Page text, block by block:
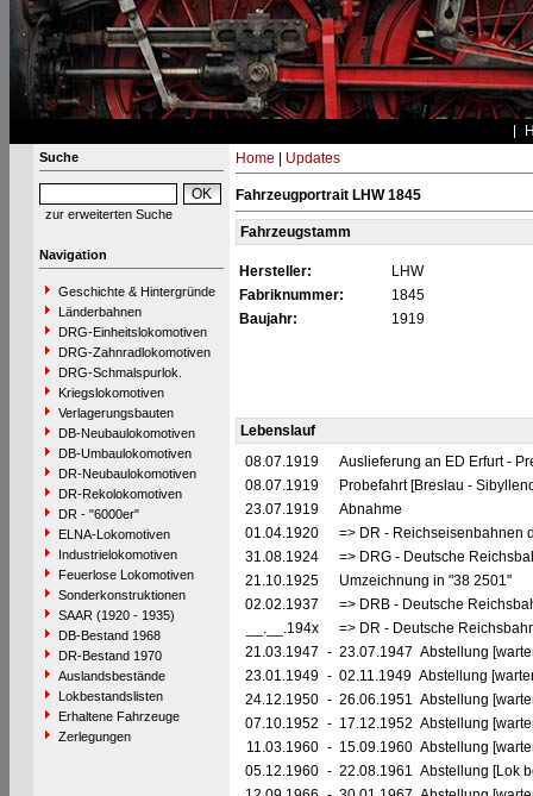
Suche
zur erweiterten Suche
Navigation
Geschichte & Hintergründe
Länderbahnen
DRG-Einheitslokomotiven
DRG-Zahnradlokomotiven
DRG-Schmalspurlok.
Kriegslokomotiven
Verlagerungsbauten
DB-Neubaulokomotiven
DB-Umbaulokomotiven
DR-Neubaulokomotiven
DR-Rekolokomotiven
DR - "6000er"
ELNA-Lokomotiven
Industrielokomotiven
Feuerlose Lokomotiven
Sonderkonstruktionen
SAAR (1920 - 1935)
DB-Bestand 1968
DR-Bestand 1970
Auslandsbestände
Lokbestandslisten
Erhaltene Fahrzeuge
Zerlegungen
Home Updates
Fahrzeugportrait LHW 1845
Fahrzeugstamm
Hersteller:
LHW
Fabriknummer:
1845
Baujahr:
1919
Lebenslauf
08.07.1919
Auslieferung an ED Erfurt -
08.07.1919
Probefahrt [Breslau -
23.07.1919
Abnahme
01.04.1920
=> DR - Reichseisenbahnen
31.08.1924
=> DRG - Deutsche
21.10.1925
Umzeichnung in "38 2501"
02.02.1937
=> DRB - Deutsche
__.__.194x
=> DR - Deutsche
21.03.1947 - 23.07.1947 Abstellung
23.01.1949 - 02.11.1949 Abstellung
24.12.1950 - 26.06.1951 Abstellung
07.10.1952 - 17.12.1952 Abstellung
11.03.1960 - 15.09.1960 Abstellung
05.12.1960 - 22.08.1961 Abstellung [Lok